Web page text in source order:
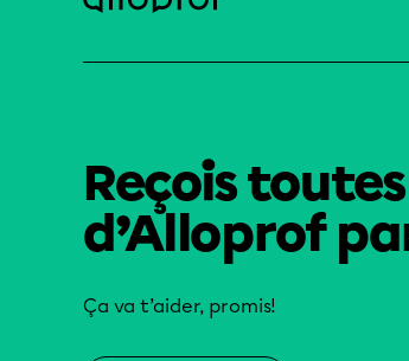
Reçois
d’Alloprof
Ça va t’aider, promis!